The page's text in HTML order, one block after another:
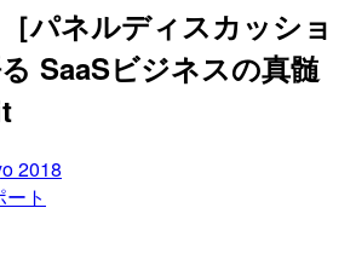
［パネルディスカッショ
SaaSビジネスの真髄
2018
ト